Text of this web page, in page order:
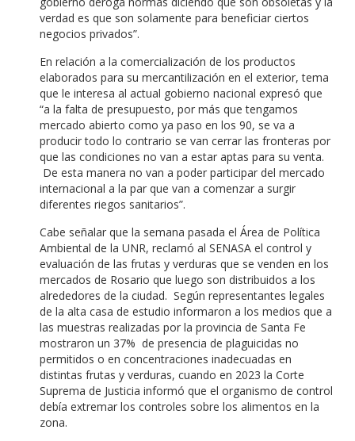
verdad es que son solamente para beneficiar ciertos
negocios privados”.
En relación a la comercialización de los productos
elaborados para su mercantilización en el exterior, tema
que le interesa al actual gobierno nacional expresó que
“a la falta de presupuesto, por más que tengamos
mercado abierto como ya paso en los 90, se va a
producir todo lo contrario se van cerrar las fronteras por
que las condiciones no van a estar aptas para su venta.
De esta manera no van a poder participar del mercado
internacional a la par que van a comenzar a surgir
diferentes riegos sanitarios”.
Cabe señalar que la semana pasada el Área de Política
Ambiental de la UNR, reclamó al SENASA el control y
evaluación de las frutas y verduras que se venden en los
mercados de Rosario que luego son distribuidos a los
alrededores de la ciudad. Según representantes legales
de la alta casa de estudio informaron a los medios que a
las muestras realizadas por la provincia de Santa Fe
mostraron un 37% de presencia de plaguicidas no
permitidos o en concentraciones inadecuadas en
distintas frutas y verduras, cuando en 2023 la Corte
Suprema de Justicia informó que el organismo de control
debía extremar los controles sobre los alimentos en la
zona.